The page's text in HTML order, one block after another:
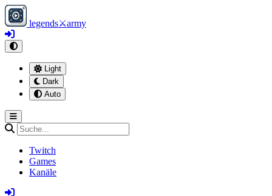
legends⚔army
Light
Dark
Auto
Twitch
Games
Kanäle